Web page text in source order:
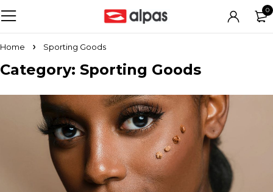
0
Home Sporting Goods
Category: Sporting Goods